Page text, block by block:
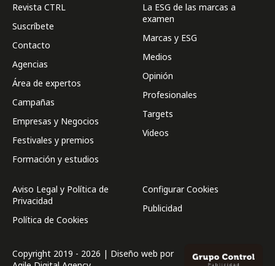
Revista CTRL
Suscríbete
Contacto
Agencias
Área de expertos
Campañas
Empresas y Negocios
Festivales y premios
Formación y estudios
La ESG de las marcas a
examen
Marcas y ESG
Medios
Opinión
Profesionales
Targets
Videos
Aviso Legal y Política de
Privacidad
Política de Cookies
Configurar Cookies
Publicidad
Copyright 2019 - 2026 | Diseño web por